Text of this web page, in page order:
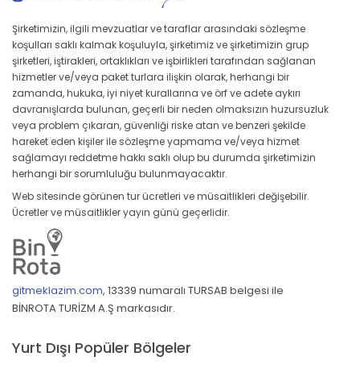
Şirketimizin, ilgili mevzuatlar ve taraflar arasındaki sözleşme
koşulları saklı kalmak koşuluyla, şirketimiz ve şirketimizin grup
şirketleri, iştirakleri, ortaklıkları ve işbirlikleri tarafından sağlanan
hizmetler ve/veya paket turlara ilişkin olarak, herhangi bir
zamanda, hukuka, iyi niyet kurallarına ve örf ve adete aykırı
davranışlarda bulunan, geçerli bir neden olmaksızın huzursuzluk
veya problem çıkaran, güvenliği riske atan ve benzeri şekilde
hareket eden kişiler ile sözleşme yapmama ve/veya hizmet
sağlamayı reddetme hakkı saklı olup bu durumda şirketimizin
herhangi bir sorumluluğu bulunmayacaktır.
Web sitesinde görünen tur ücretleri ve müsaitlikleri değişebilir.
Ücretler ve müsaitlikler yayın günü geçerlidir.
gitmeklazim.com, 13339 numaralı TURSAB belgesi ile
BİNROTA TURİZM A.Ş markasıdır.
Yurt Dışı Popüler Bölgeler